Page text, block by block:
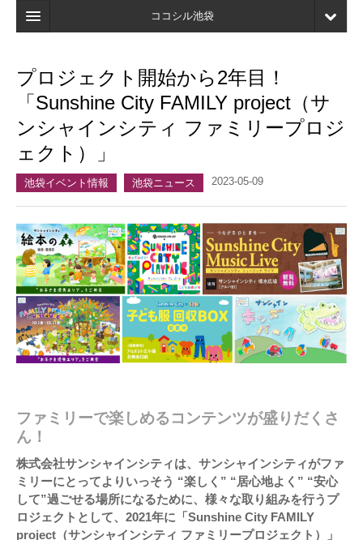
ココシル池袋
検索
口コミ
マイページ
プロジェクト開始から2年目！
「Sunshine City FAMILY project（サ
ンシャインシティ ファミリープロジ
ェクト）」
池袋イベント情報 池袋ニュース 2023-05-09
ファミリーで楽しめるコンテンツが盛りだくさ
ん！
株式会社サンシャインシティは、サンシャインシティがファ
ミリーにとってよりいっそう “楽しく” “居心地よく” “安心
して”過ごせる場所になるために、様々な取り組みを行うプ
ロジェクトとして、2021年に「Sunshine City FAMILY
project（サンシャインシティ ファミリープロジェクト）」